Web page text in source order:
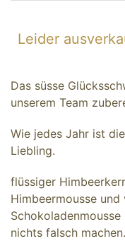
Leider
Das süsse
unserem Team
Wie jedes Jahr ist
Liebling.
flüssiger
Himbeermousse
nichts falsch machen.